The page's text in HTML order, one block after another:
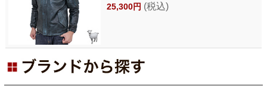
25,300円 (税込)